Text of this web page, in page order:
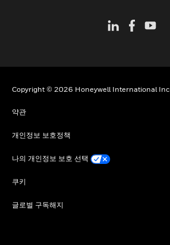
Copyright © 2026 Honeywell International Inc
약관
개인정보 보호정책
나의 개인정보 보호 선택
쿠키
글로벌 구독해지